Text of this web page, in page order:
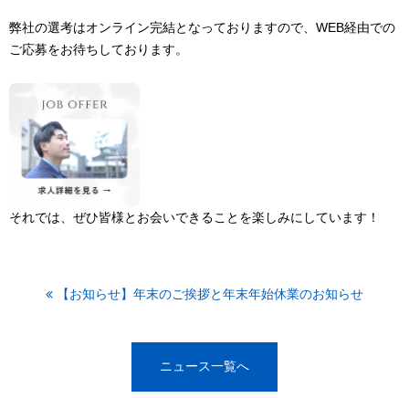
弊社の選考はオンライン完結となっておりますので、WEB経由での
ご応募をお待ちしております。
それでは、ぜひ皆様とお会いできることを楽しみにしています！
【お知らせ】年末のご挨拶と年末年始休業のお知らせ
ニュース一覧へ